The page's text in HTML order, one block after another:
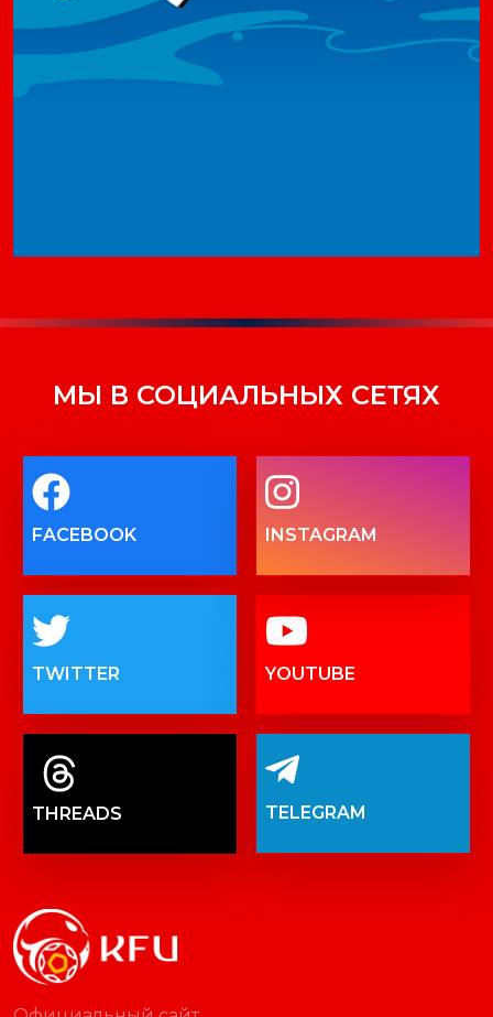
МЫ В СОЦИАЛЬНЫХ СЕТЯХ
FACEBOOK INSTAGRAM
TWITTER YOUTUBE
THREADS TELEGRAM